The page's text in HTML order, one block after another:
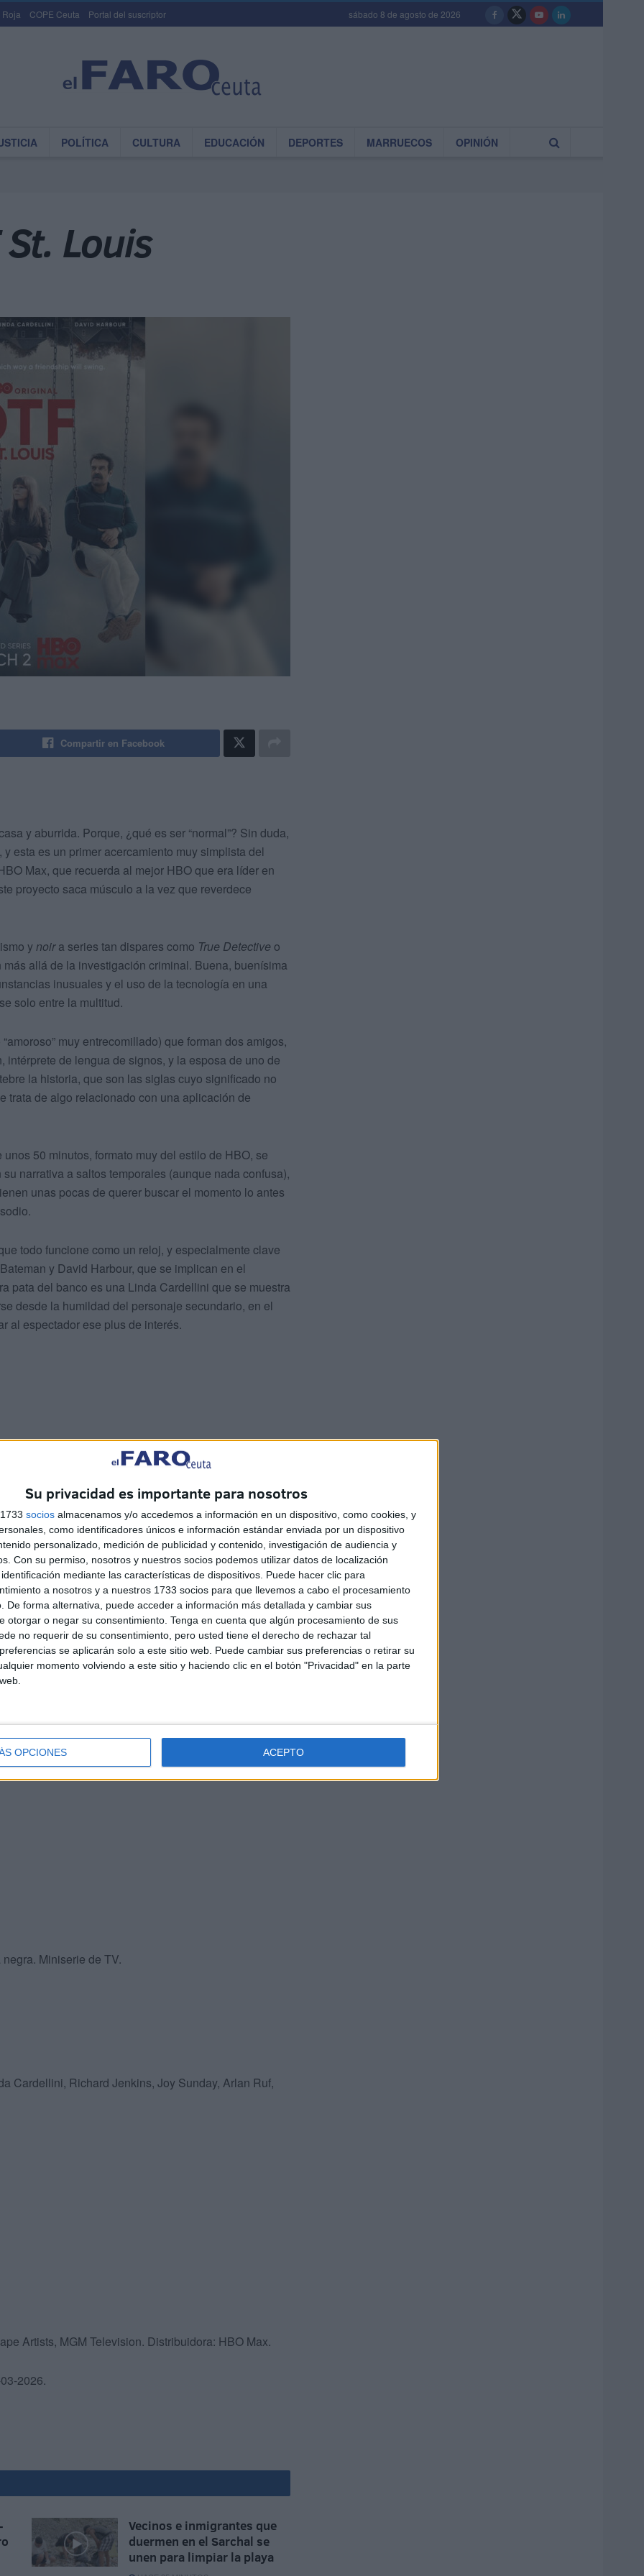
Su privacidad es importante para nosotros
socios almacenamos y/o accedemos a información en un dispositivo, como cookies, y
como identificadores únicos e información estándar enviada por un dispositivo
personalizado, medición de publicidad y contenido, investigación de audiencia y
Con su permiso, nosotros y nuestros socios podemos utilizar datos de localización
mediante las características de dispositivos. Puede hacer clic para
a nosotros y a nuestros 1733 socios para que llevemos a cabo el procesamiento
De forma alternativa, puede acceder a información más detallada y cambiar sus
otorgar o negar su consentimiento. Tenga en cuenta que algún procesamiento de sus
no requerir de su consentimiento, pero usted tiene el derecho de rechazar tal
se aplicarán solo a este sitio web. Puede cambiar sus preferencias o retirar su
momento volviendo a este sitio y haciendo clic en el botón "Privacidad" en la parte
OPCIONES ACEPTO
Roja COPE Ceuta Portal del suscriptor sábado 8 de agosto de 2026
POLÍTICA CULTURA EDUCACIÓN DEPORTES MARRUECOS OPINIÓN
Louis
Compartir en Facebook
y aburrida. Porque, ¿qué es ser “normal”? Sin duda,
esta es un primer acercamiento muy simplista del
Max, que recuerda al mejor HBO que era líder en
proyecto saca músculo a la vez que reverdece
ynoira series tan dispares como True Detective o
allá de la investigación criminal. Buena, buenísima
inusuales y el uso de la tecnología en una
solo entre la multitud.
muy entrecomillado) que forman dos amigos,
de lengua de signos, y la esposa de uno de
la historia, que son las siglas cuyo significado no
trata de algo relacionado con una aplicación de
50 minutos, formato muy del estilo de HBO, se
narrativa a saltos temporales (aunque nada confusa),
unas pocas de querer buscar el momento lo antes
todo funcione como un reloj, y especialmente clave
y David Harbour, que se implican en el
pata del banco es una Linda Cardellini que se muestra
desde la humildad del personaje secundario, en el
al espectador ese plus de interés.
tiempo, parece que un poco de fijación sí que hay),
tan arriesgada e inclasificable como original y
más y el defecto, precisamente, de dejarnos con
con la que fue acogida la serie en su país, que
atractiva, de la que HBO debería estar
ha hecho famosa a la cadena”. Y debemos añadir
con acierto y naturalidad sobre la amistad, la
o el dolor. Que levante la mano quien no
Miniserie de TV.
Cardellini, Richard Jenkins, Joy Sunday, Arlan Ruf,
Artists, MGM Television. Distribuidora: HBO Max.
2026.
Vecinos e inmigrantes que
duermen en el Sarchal se
unen para limpiar la playa